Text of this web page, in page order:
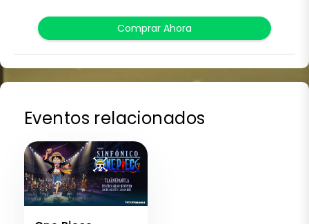
Comprar Ahora
Eventos relacionados